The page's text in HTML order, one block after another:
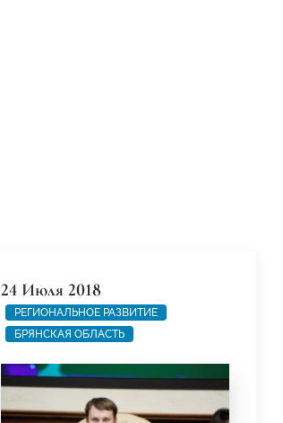
24 Июля 2018
РЕГИОНАЛЬНОЕ РАЗВИТИЕ
БРЯНСКАЯ ОБЛАСТЬ